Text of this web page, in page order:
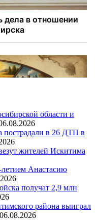
области и
пострадали в 26 ДТП в
жителей Искитима
летием Анастасию
получат 2,9 млн
района выиграл
06.08.2026